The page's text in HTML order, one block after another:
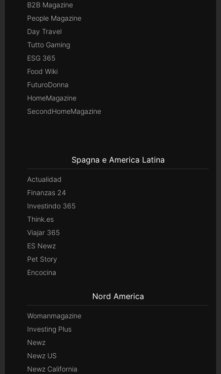
B2B Magazine
People Magazine
Day Travel
Tutto Gaming
ESG 365
Food Wiki
FuturoDonna
HomeMagazine
SecondHomeMagazine
Spagna e America Latina
Actualidad
Finanzas 24
Investindo 365
Think.es
Viajar 365
ES Newz
Pet Story
Encocina
Nord America
Womanmagazine
Investing Plus
Newz
Newz US
Newz California